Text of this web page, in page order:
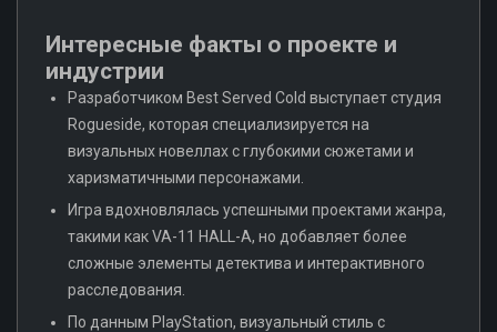
Интересные факты о проекте и
индустрии
Разработчиком Best Served Cold выступает студия
Rogueside, которая специализируется на
визуальных новеллах с глубокими сюжетами и
харизматичными персонажами.
Игра вдохновлялась успешными проектами жанра,
такими как VA-11 HALL-A, но добавляет более
сложные элементы детектива и интерактивного
расследования.
По данным PlayStation, визуальный стиль с